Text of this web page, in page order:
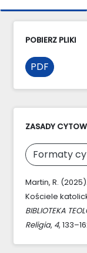
POBIERZ PLIKI
PDF
ZASADY
Formaty
Martin, R.
Kościele
BIBLIOTEKA
Religia, 4,